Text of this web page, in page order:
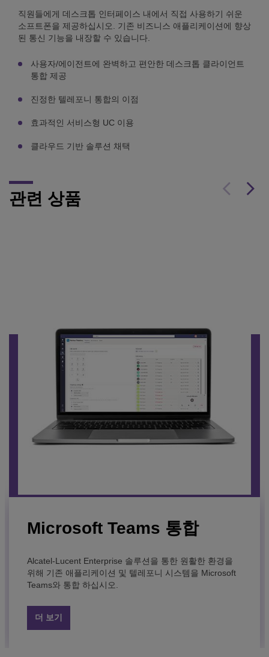
직원들에게 데스크톱 인터페이스 내에서 직접 사용하기 쉬운
소프트폰을 제공하십시오. 기존 비즈니스 애플리케이션에 향상
된 통신 기능을 내장할 수 있습니다.
사용자/에이전트에 완벽하고 편안한 데스크톱 클라이언트
통합 제공
진정한 텔레포니 통합의 이점
효과적인 서비스형 UC 이용
클라우드 기반 솔루션 채택
관련 상품
Microsoft Teams 통합
Alcatel-Lucent Enterprise 솔루션을 통한 원활한 환경을
위해 기존 애플리케이션 및 텔레포니 시스템을 Microsoft
Teams와 통합 하십시오.
더 보기
Rainbow Classroom
학생의 학습 성공을 강화해 주는 실시간 협업을 통해 사이
버 공간에서 실제 교실을 재현할 수 있습니다.
더 보기
Rainbow App Connector
Delight your users and agents by embedding easy-to-
use communication services in your existing business
applications with the Rainbow app connector.
더 보기